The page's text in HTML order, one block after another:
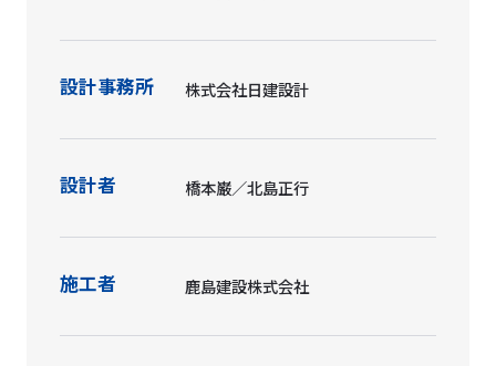
設計事務所 株式会社日建設計
設計者 橋本巌／北島正行
施工者 鹿島建設株式会社